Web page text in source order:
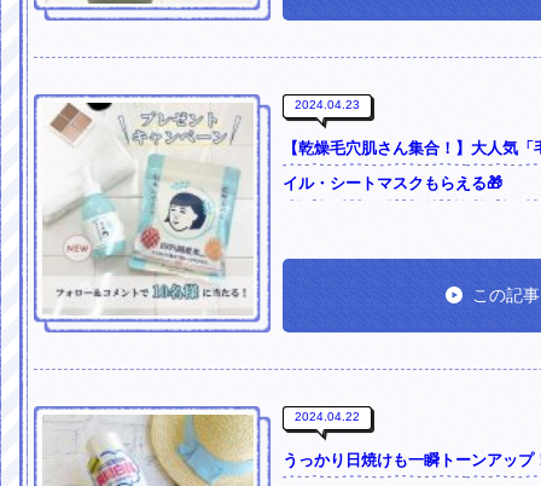
2024.04.23
【乾燥毛穴肌さん集合！】大人気
イル・シートマスクもらえる🎁
この記
2024.04.22
うっかり日焼けも一瞬トーンアッ